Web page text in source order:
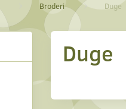
Broderi Duge
Duge